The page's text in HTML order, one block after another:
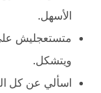
الأسهل.
متستعجليش
ويتشكل.
اسألي عن كل